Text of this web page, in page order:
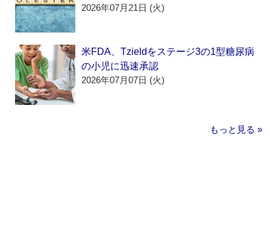
2026年07月21日 (火)
米FDA、Tzieldをステージ3の1型糖尿病
の小児に迅速承認
2026年07月07日 (火)
もっと見る »